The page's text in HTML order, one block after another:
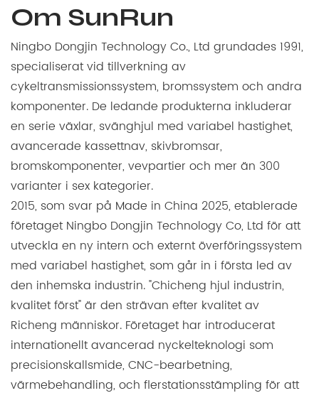
Om SunRun
Ningbo Dongjin Technology Co., Ltd grundades 1991,
specialiserat vid tillverkning av
cykeltransmissionssystem, bromssystem och andra
komponenter. De ledande produkterna inkluderar
en serie växlar, svänghjul med variabel hastighet,
avancerade kassettnav, skivbromsar,
bromskomponenter, vevpartier och mer än 300
varianter i sex kategorier.
2015, som svar på Made in China 2025, etablerade
företaget Ningbo Dongjin Technology Co, Ltd för att
utveckla en ny intern och externt överföringssystem
med variabel hastighet, som går in i första led av
den inhemska industrin. "Chicheng hjul industrin,
kvalitet först" är den strävan efter kvalitet av
Richeng människor. Företaget har introducerat
internationellt avancerad nyckelteknologi som
precisionskallsmide, CNC-bearbetning,
värmebehandling, och flerstationsstämpling för att